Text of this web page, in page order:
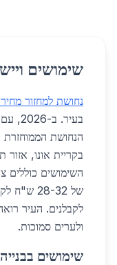
שימושים
נחושת למחזור
בעיר.
הנחושת הממוחזרת
בקריית אונו, אזור
השימושים כוללים
של 28-
לקבלנים. העיר
ולערים סמוכות.
שימושים בבנייה